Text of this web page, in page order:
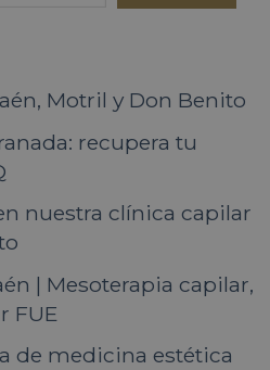
Motril y Don Benito
recupera tu
nuestra clínica capilar
| Mesoterapia capilar,
FUE
de medicina estética